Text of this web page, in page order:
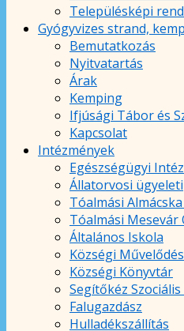
Településképi
Gyógyvizes strand,
Bemutatkozás
Nyitvatartás
Árak
Kemping
Ifjúsági Tábor és
Kapcsolat
Intézmények
Egészségügyi
Állatorvosi ügyeleti
Tóalmási
Tóalmási Mesevár
Általános Iskola
Községi
Községi Könyvtár
Segítőkéz
Falugazdász
Hulladékszállítás